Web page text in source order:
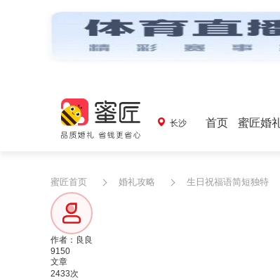
长沙 首页 蜜匠婚
蜜匠首页 婚礼攻略 生日祝福语简短独特
作者：良良
9150
文章
2433次